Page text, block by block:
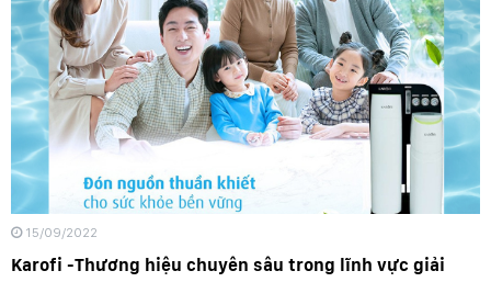
15/09/2022
Karofi -Thương hiệu chuyên sâu trong lĩnh vực giải